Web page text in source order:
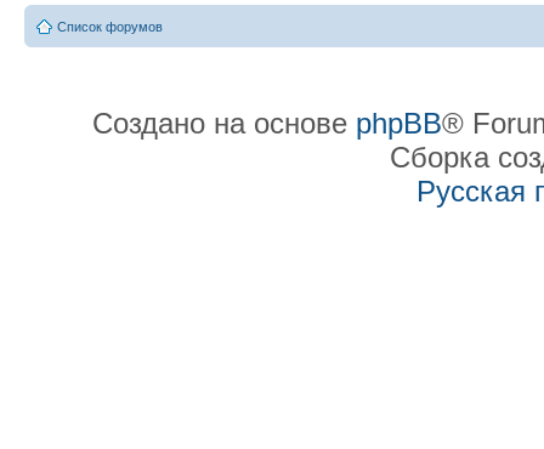
Список форумов
Создано на основе phpBB®
Сборка
Русская